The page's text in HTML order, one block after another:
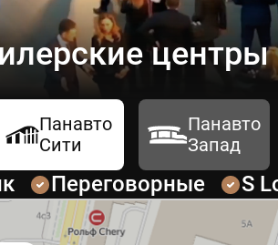
центры
Панавто
Сити
Панавто
Запад
Переговорные S